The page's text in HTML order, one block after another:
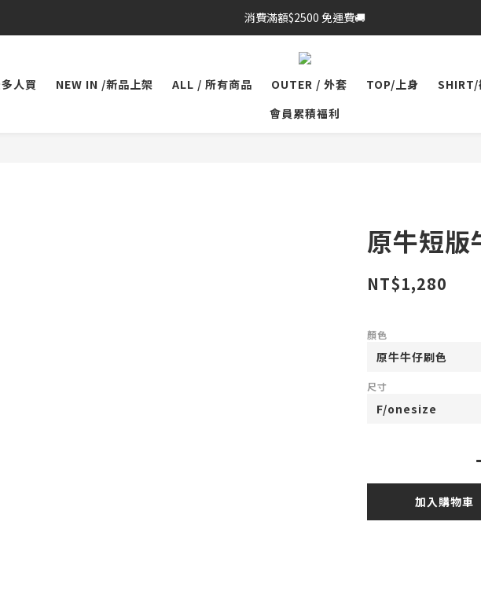
消費滿額$2500 免運費🚚
人買 NEW IN /新品上架 ALL / 所有商品 OUTER / 外套 TOP/上身
SHIRT/
會員累積福利
原牛短版
NT$1,280
顏色
尺寸
加入購物車